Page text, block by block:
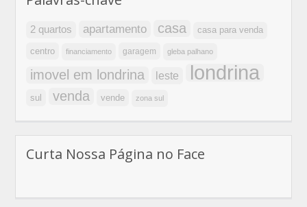
2 quartos apartamento casa casa para venda
centro financiamento garagem gleba palhano
imovel em londrina leste londrina
sul venda vende zona sul
Curta Nossa Página no Face